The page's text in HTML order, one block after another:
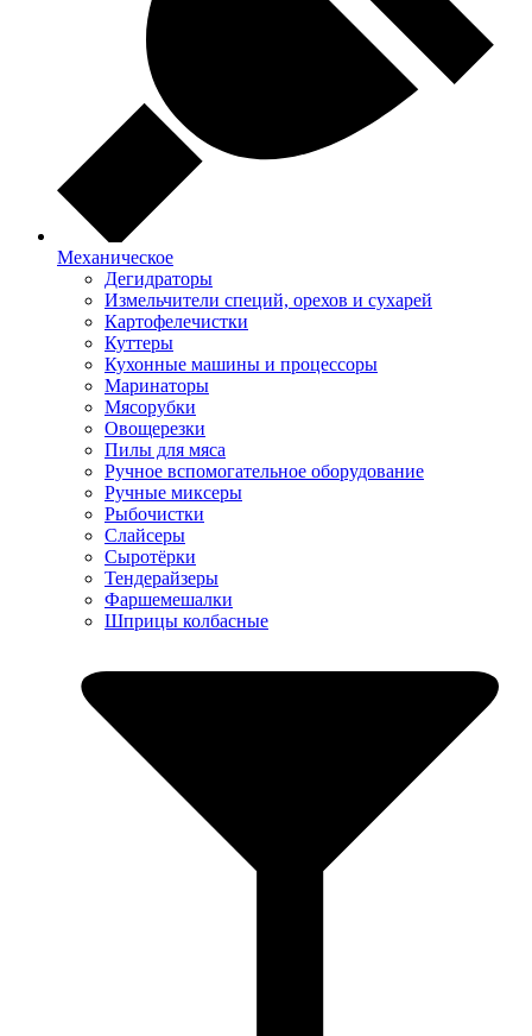
Механическое
Дегидраторы
Измельчители специй, орехов и сухарей
Картофелечистки
Куттеры
Кухонные машины и процессоры
Маринаторы
Мясорубки
Овощерезки
Пилы для мяса
Ручное вспомогательное оборудование
Ручные миксеры
Рыбочистки
Слайсеры
Сыротёрки
Тендерайзеры
Фаршемешалки
Шприцы колбасные